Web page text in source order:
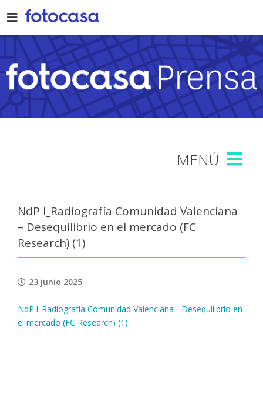
to
content
NdP l_Radiografía Comunidad Valenciana
– Desequilibrio en el mercado (FC
Research) (1)
23 junio 2025
NdP l_Radiografía Comunidad Valenciana - Desequilibrio en
el mercado (FC Research) (1)